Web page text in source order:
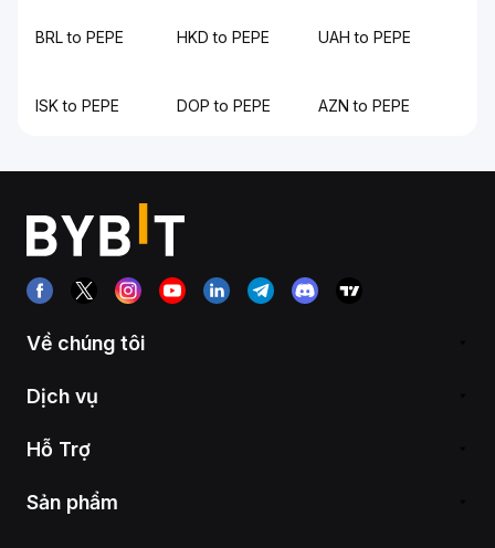
BRL to PEPE HKD to PEPE UAH to PEPE
ISK to PEPE DOP to PEPE AZN to PEPE
Về chúng tôi
Dịch vụ
Hỗ Trợ
Sản phẩm